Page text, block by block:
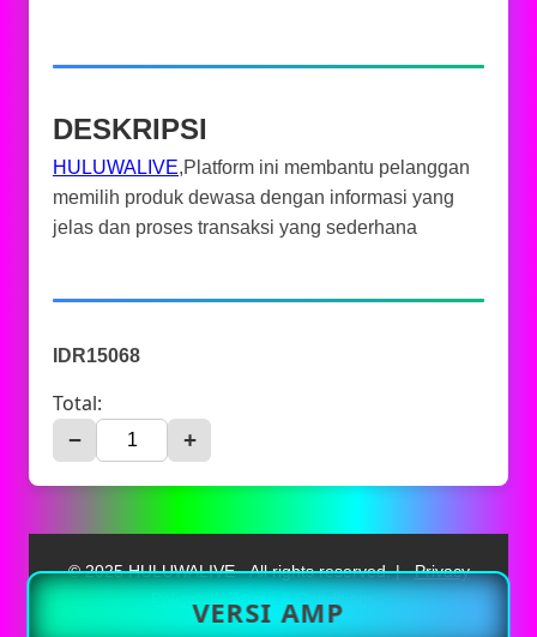
DESKRIPSI
HULUWALIVE,Platform ini membantu pelanggan
memilih produk dewasa dengan informasi yang
jelas dan proses transaksi yang sederhana
IDR15068
Total:
− +
VERSI AMP
© 2025 HULUWALIVE - All rights reserved. | Privacy